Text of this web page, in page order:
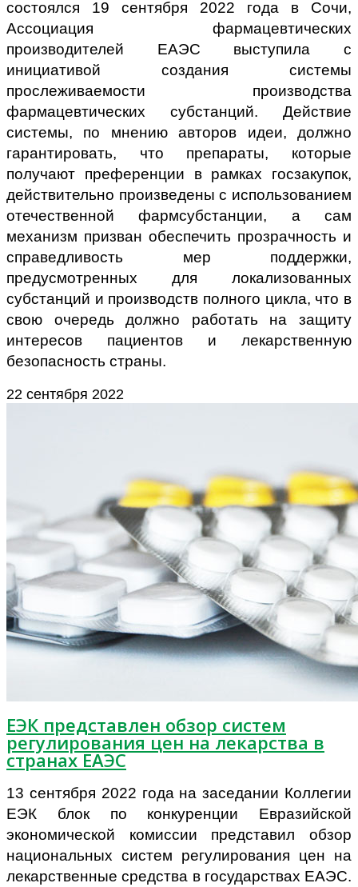
состоялся 19 сентября 2022 года в Сочи,
Ассоциация фармацевтических
производителей ЕАЭС выступила с
инициативой создания системы
прослеживаемости производства
фармацевтических субстанций. Действие
системы, по мнению авторов идеи, должно
гарантировать, что препараты, которые
получают преференции в рамках госзакупок,
действительно произведены с использованием
отечественной фармсубстанции, а сам
механизм призван обеспечить прозрачность и
справедливость мер поддержки,
предусмотренных для локализованных
субстанций и производств полного цикла, что в
свою очередь должно работать на защиту
интересов пациентов и лекарственную
безопасность страны.
22 сентября 2022
ЕЭК представлен обзор систем
регулирования цен на лекарства в
странах ЕАЭС
13 сентября 2022 года на заседании Коллегии
ЕЭК блок по конкуренции Евразийской
экономической комиссии представил обзор
национальных систем регулирования цен на
лекарственные средства в государствах ЕАЭС.